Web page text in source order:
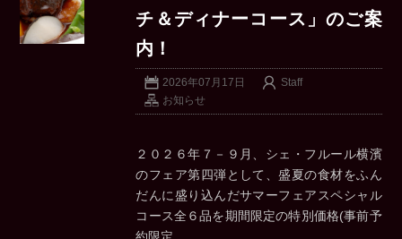
チ＆ディナーコース」のご案
内！
2026年07月17日
Staff
お知らせ
２０２６年７－９月、シェ・フルール横濱
のフェア第四弾として、盛夏の食材をふん
だんに盛り込んだサマーフェアスペシャル
コース全６品を期間限定の特別価格(事前予